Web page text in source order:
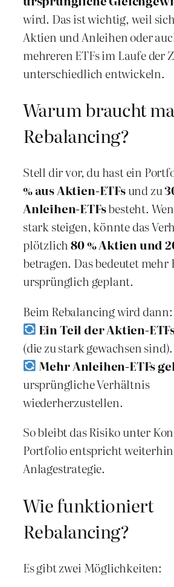
wird. Das ist wichtig, weil
Aktien und Anleihen oder
mehreren ETFs im Laufe der
unterschiedlich entwickeln.
Warum braucht
Rebalancing?
Stell dir vor, du hast ein
% aus Aktien-ETFsund zu
Anleihen-ETFsbesteht.
stark steigen, könnte das
plötzlich80 % Aktien und
betragen. Das bedeutet mehr
ursprünglich geplant.
Beim Rebalancing wird dann:
Ein Teil der Aktien-
(die zu stark gewachsen sind).
Mehr Anleihen-ETFs
ursprüngliche Verhältnis
wiederherzustellen.
So bleibt das Risiko unter
Portfolio entspricht
Anlagestrategie.
Wie funktioniert
Rebalancing?
Es gibt zwei Möglichkeiten: